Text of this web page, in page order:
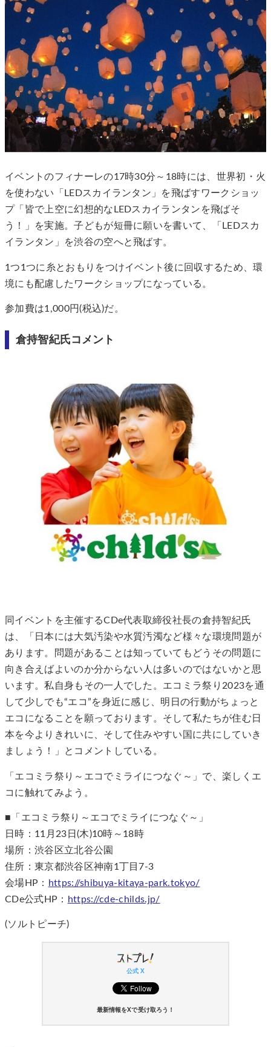
イベントのフィナーレの17時30分～18時には、世界初・火
を使わない「LEDスカイランタン」を飛ばすワークショッ
プ「皆で上空に幻想的なLEDスカイランタンを飛ばそ
う！」を実施。子どもが短冊に願いを書いて、「LEDスカ
イランタン」を渋谷の空へと飛ばす。
1つ1つに糸とおもりをつけイベント後に回収するため、環
境にも配慮したワークショップになっている。
参加費は1,000円(税込)だ。
倉持智紀氏コメント
同イベントを主催するCDe代表取締役社長の倉持智紀氏
は、「日本には大気汚染や水質汚濁など様々な環境問題が
あります。問題があることは知っていてもどうその問題に
向き合えばよいのか分からない人は多いのではないかと思
います。私自身もその一人でした。エコミラ祭り2023を通
して少しでも“エコ”を身近に感じ、明日の行動がちょっと
エコになることを願っております。そして私たちが住む日
本を今よりきれいに、そして住みやすい国に共にしていき
ましょう！」とコメントしている。
「エコミラ祭り～エコでミライにつなぐ～」で、楽しくエ
コに触れてみよう。
■「エコミラ祭り～エコでミライにつなぐ～」
日時：11月23日(木)10時～18時
場所：渋谷区立北谷公園
住所：東京都渋谷区神南1丁目7-3
会場HP：
https://shibuya-kitaya-park.tokyo/
CDe公式HP：
https://cde-childs.jp/
(ソルトピーチ)
公式 X
最新情報をXで受け取ろう！